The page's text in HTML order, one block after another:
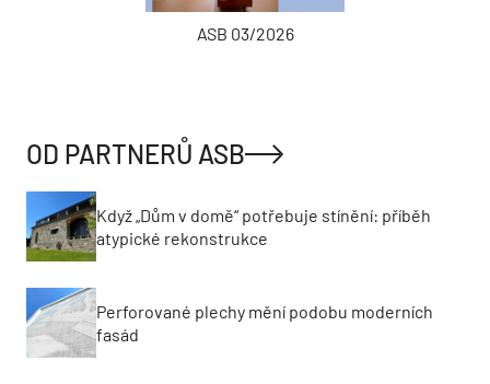
ASB 03/2026
OD PARTNERŮ ASB
Když „Dům v domě“ potřebuje stínění: příběh
atypické rekonstrukce
Perforované plechy mění podobu moderních
fasád